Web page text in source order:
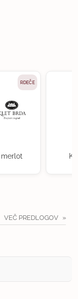
RDEČE
merlot
VEČ PREDLOGOV